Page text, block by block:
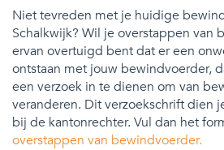
Niet tevreden met je huidige
Schalkwijk? Wil je overstappen van
ervan overtuigd bent dat er een
ontstaan met jouw bewindvoerder,
een verzoek in te dienen om van
veranderen. Dit verzoekschrift dien
bij de kantonrechter. Vul dan het
overstappen van bewindvoerder.